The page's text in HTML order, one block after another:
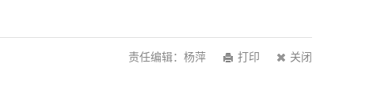
关闭
打印
责任编辑：杨萍